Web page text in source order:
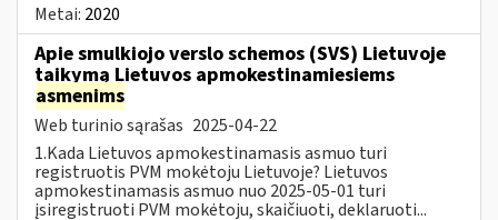
Metai: 2020
Apie smulkiojo verslo schemos (SVS) Lietuvoje
taikymą Lietuvos apmokestinamiesiems
asmenims
Web turinio sąrašas 2025-04-22
1.Kada Lietuvos apmokestinamasis asmuo turi
registruotis PVM mokėtoju Lietuvoje? Lietuvos
apmokestinamasis asmuo nuo 2025-05-01 turi
įsiregistruoti PVM mokėtoju, skaičiuoti, deklaruoti...